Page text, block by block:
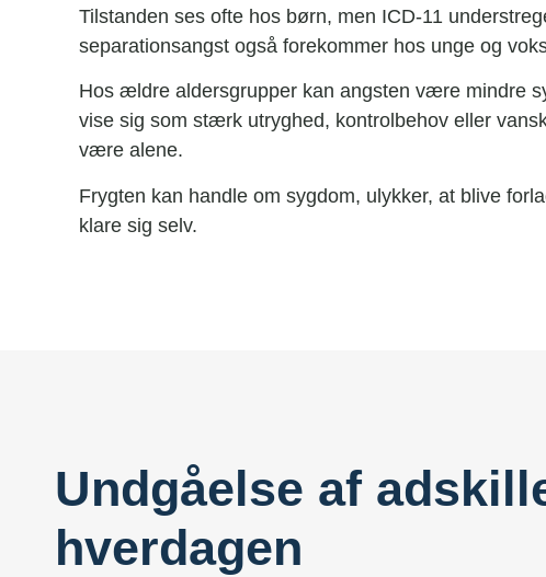
Tilstanden ses ofte hos børn, men ICD-11
separationsangst også forekommer hos unge og
Hos ældre aldersgrupper kan angsten være mindre
vise sig som stærk utryghed, kontrolbehov eller
være alene.
Frygten kan handle om sygdom, ulykker, at blive
klare sig selv.
Undgåelse af
hverdagen